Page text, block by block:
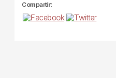
Compartir: